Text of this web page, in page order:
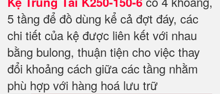
5 tầng để đồ dùng kể cả đợt đáy, các
chi tiết của kệ được liên kết với nhau
bằng bulong, thuận tiện cho việc thay
đổi khoảng cách giữa các tầng nhằm
phù hợp với hàng hoá lưu trữ